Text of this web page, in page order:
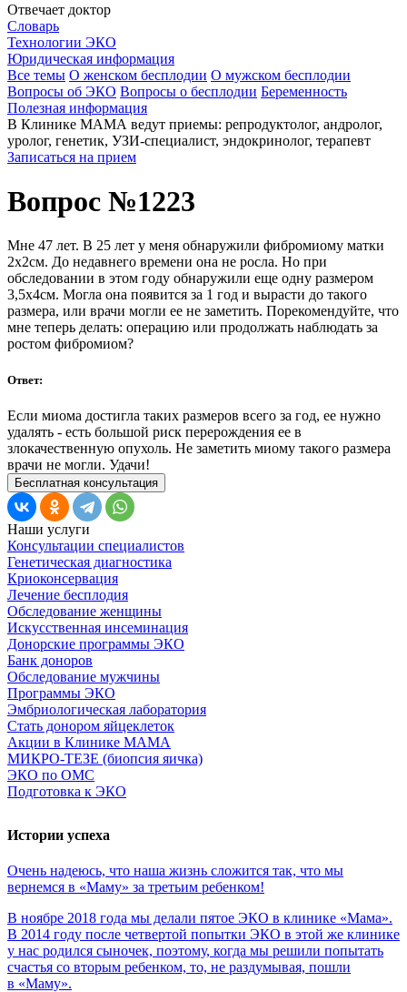
Отвечает доктор
Словарь
Технологии ЭКО
Юридическая информация
Все темы О женском бесплодии О мужском бесплодии
Вопросы об ЭКО Вопросы о бесплодии Беременность
Полезная информация
В Клинике МАМА ведут приемы: репродуктолог, андролог,
уролог, генетик, УЗИ-специалист, эндокринолог, терапевт
Записаться на прием
Вопрос №1223
Мне 47 лет. В 25 лет у меня обнаружили фибромиому матки
2х2см. До недавнего времени она не росла. Но при
обследовании в этом году обнаружили еще одну размером
3,5х4см. Могла она появится за 1 год и вырасти до такого
размера, или врачи могли ее не заметить. Порекомендуйте, что
мне теперь делать: операцию или продолжать наблюдать за
ростом фибромиом?
Ответ:
Если миома достигла таких размеров всего за год, ее нужно
удалять - есть большой риск перерождения ее в
злокачественную опухоль. Не заметить миому такого размера
врачи не могли. Удачи!
Бесплатная консультация
Наши услуги
Консультации специалистов
Генетическая диагностика
Криоконсервация
Лечение бесплодия
Обследование женщины
Искусственная инсеминация
Донорские программы ЭКО
Банк доноров
Обследование мужчины
Программы ЭКО
Эмбриологическая лаборатория
Стать донором яйцеклеток
Акции в Клинике МАМА
МИКРО-ТЕЗЕ (биопсия яичка)
ЭКО по ОМС
Подготовка к ЭКО
Истории успеха
Очень надеюсь, что наша жизнь сложится так, что мы
вернемся в «Маму» за третьим ребенком!
В ноябре 2018 года мы делали пятое ЭКО в клинике «Мама».
В 2014 году после четвертой попытки ЭКО в этой же клинике
у нас родился сыночек, поэтому, когда мы решили попытать
счастья со вторым ребенком, то, не раздумывая, пошли
в «Маму».